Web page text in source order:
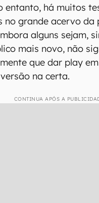
entanto, há muitos
no grande acervo
alguns sejam,
mais novo, não
que dar play
na certa.
CONTINUA APÓS A